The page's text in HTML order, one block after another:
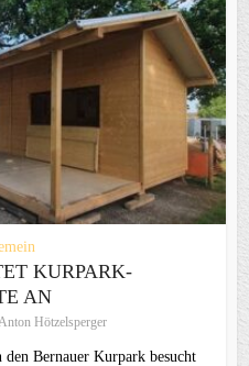
KURPARK-
AN
Hötzelsperger
den Bernauer Kurpark besucht